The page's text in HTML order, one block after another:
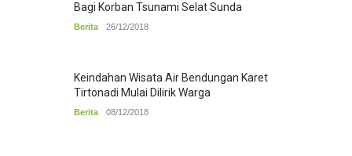
Bagi Korban Tsunami Selat Sunda
Berita 26/12/2018
Keindahan Wisata Air Bendungan Karet
Tirtonadi Mulai Dilirik Warga
Berita 08/12/2018